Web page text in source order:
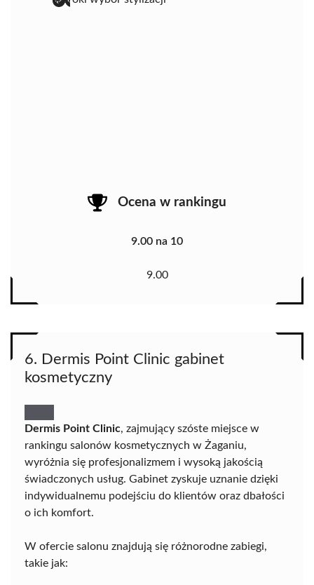
Ocena w rankingu
9.00 na 10
9.00
6. Dermis Point Clinic gabinet
kosmetyczny
Dermis Point Clinic, zajmujący szóste miejsce w
rankingu salonów kosmetycznych w Żaganiu,
wyróżnia się profesjonalizmem i wysoką jakością
świadczonych usług. Gabinet zyskuje uznanie dzięki
indywidualnemu podejściu do klientów oraz dbałości
o ich komfort.
W ofercie salonu znajdują się różnorodne zabiegi,
takie jak: